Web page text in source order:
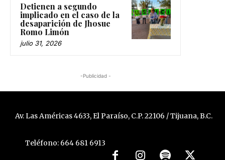
Detienen a segundo
implicado en el caso de la
desaparición de Jhosue
Romo Limón
julio 31, 2026
-Publicidad -
Av. Las Américas 4633, El Paraíso, C.P. 22106 / Tijuana, B.C.
Teléfono: 664 681 6913